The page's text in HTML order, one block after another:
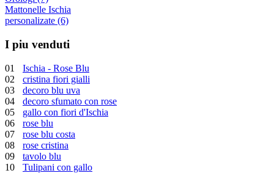
Mattonelle Ischia
personalizate (6)
I piu venduti
01
Ischia - Rose Blu
02
cristina fiori gialli
03
decoro blu uva
04
decoro sfumato con rose
05
gallo con fiori d'Ischia
06
rose blu
07
rose blu costa
08
rose cristina
09
tavolo blu
10
Tulipani con gallo